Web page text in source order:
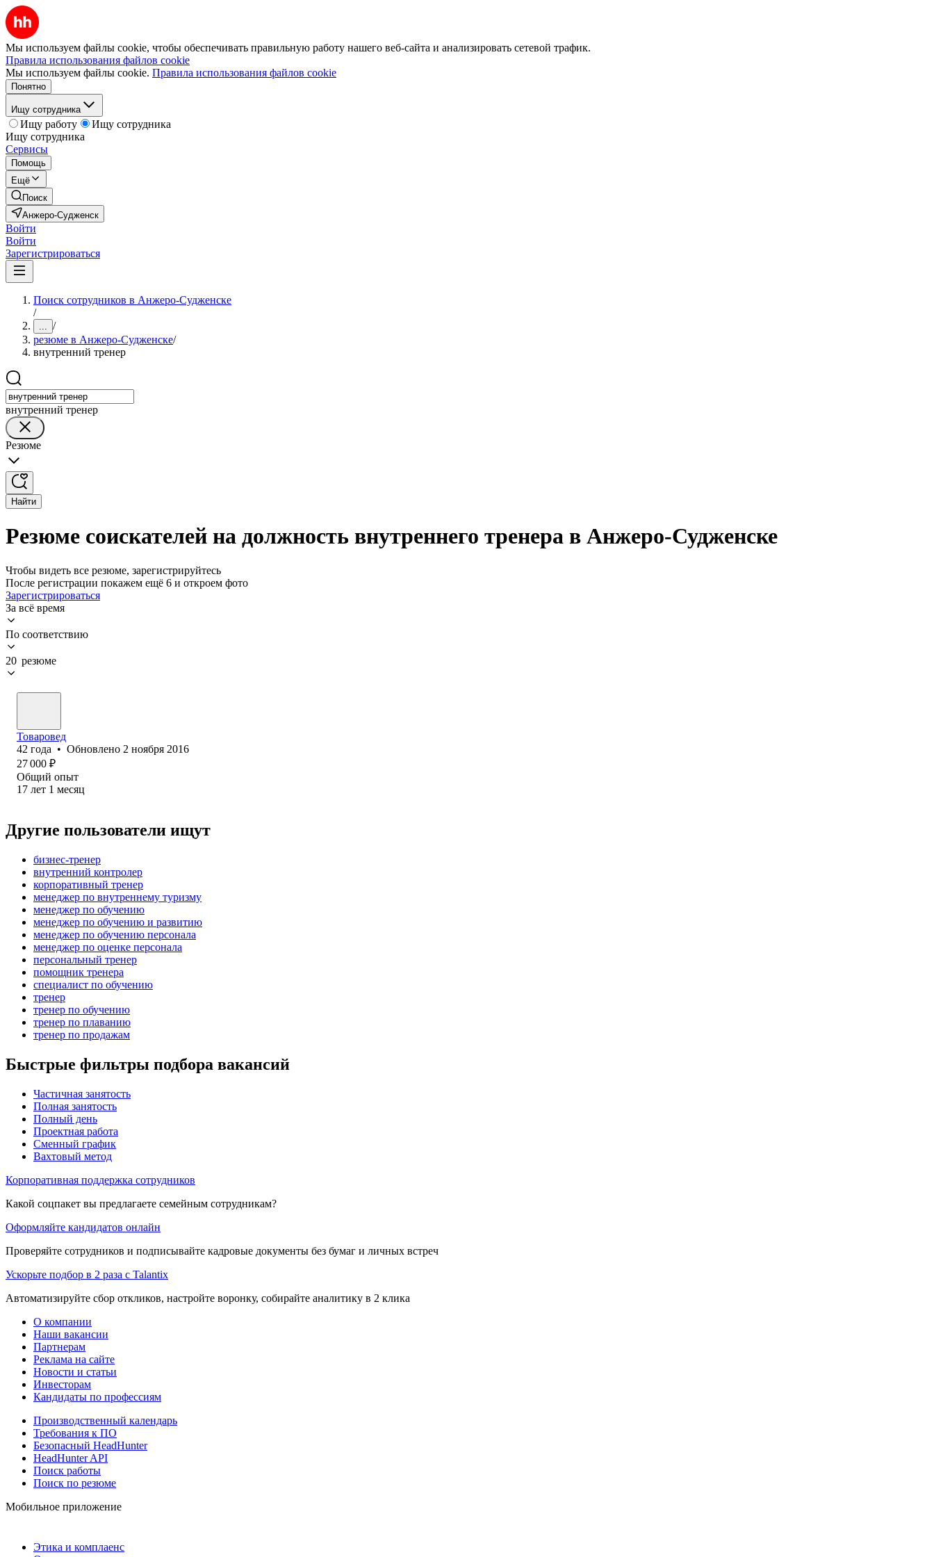
Мы используем файлы cookie, чтобы обеспечивать правильную работу нашего веб-сайта и анализировать сетевой трафик.
Правила использования файлов cookie
Мы используем файлы cookie. Правила использования файлов cookie
Понятно
Ищу сотрудника
Ищу работу
Ищу сотрудника
Ищу сотрудника
Сервисы
Помощь
Ещё
Поиск
Анжеро-Судженск
Войти
Войти
Зарегистрироваться
Поиск сотрудников в Анжеро-Судженске
/
... /
резюме в Анжеро-Судженске/
внутренний тренер
внутренний тренер
Резюме
Найти
Резюме соискателей на должность внутреннего тренера в Анжеро-Судженске
Чтобы видеть все резюме, зарегистрируйтесь
После регистрации покажем ещё 6 и откроем фото
Зарегистрироваться
За всё время
По соответствию
20 резюме
Товаровед
42 года • Обновлено 2 ноября 2016
27 000 ₽
Общий опыт
17 лет 1 месяц
Другие пользователи ищут
бизнес-тренер
внутренний контролер
корпоративный тренер
менеджер по внутреннему туризму
менеджер по обучению
менеджер по обучению и развитию
менеджер по обучению персонала
менеджер по оценке персонала
персональный тренер
помощник тренера
специалист по обучению
тренер
тренер по обучению
тренер по плаванию
тренер по продажам
Быстрые фильтры подбора вакансий
Частичная занятость
Полная занятость
Полный день
Проектная работа
Сменный график
Вахтовый метод
Корпоративная поддержка сотрудников
Какой соцпакет вы предлагаете семейным сотрудникам?
Оформляйте кандидатов онлайн
Проверяйте сотрудников и подписывайте кадровые документы без бумаг и личных встреч
Ускорьте подбор в 2 раза с Talantix
Автоматизируйте сбор откликов, настройте воронку, собирайте аналитику в 2 клика
О компании
Наши вакансии
Партнерам
Реклама на сайте
Новости и статьи
Инвесторам
Кандидаты по профессиям
Производственный календарь
Требования к ПО
Безопасный HeadHunter
HeadHunter API
Поиск работы
Поиск по резюме
Мобильное приложение
Этика и комплаенс